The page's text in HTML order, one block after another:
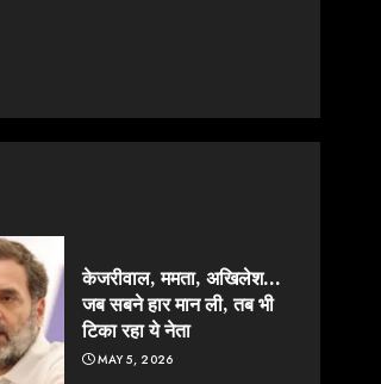
केजरीवाल, ममता, अखिलेश…
जब सबने हार मान ली, तब भी
टिका रहा ये नेता
MAY 5, 2026